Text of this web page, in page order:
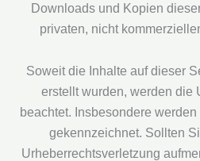
Downloads und Kopien
privaten, nicht
Soweit die Inhalte auf dieser
erstellt wurden, werden die
beachtet. Insbesondere
gekennzeichnet. Sollten
Urheberrechtsverletzung